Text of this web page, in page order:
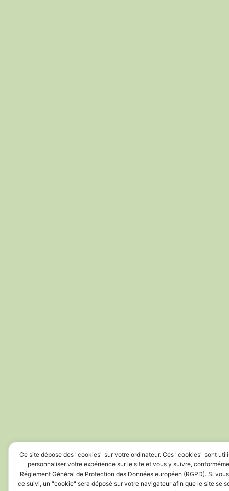
Ce site dépose des "cookies" sur votre ordinateur. Ces "cookies" sont
personnaliser votre expérience sur le site et vous y suivre,
Réglement Général de Protection des Données européen (RGPD). Si
ce suivi, un "cookie" sera déposé sur votre navigateur afin que le site se